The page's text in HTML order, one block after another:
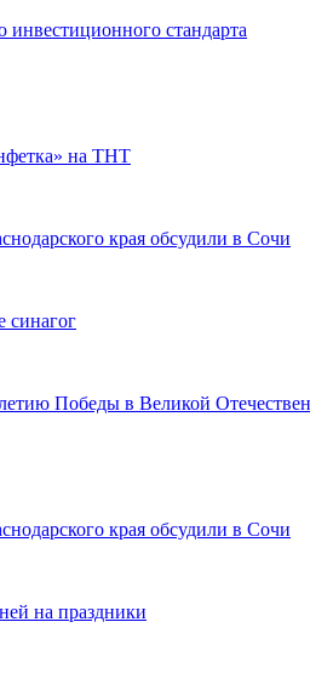
стандарта
на ТНТ
края обсудили в Сочи
синагог
летию Победы в Великой
края обсудили в Сочи
на праздники